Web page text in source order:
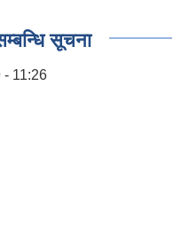
सूचना
- 11:26